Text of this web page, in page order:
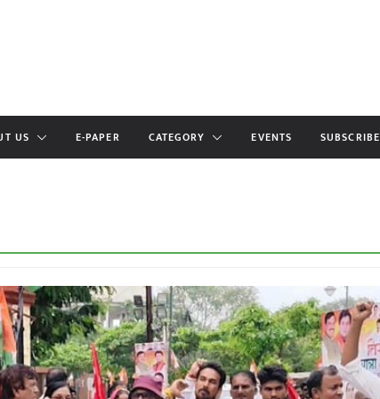
US E-PAPER CATEGORY EVENTS SUBSCRIBE